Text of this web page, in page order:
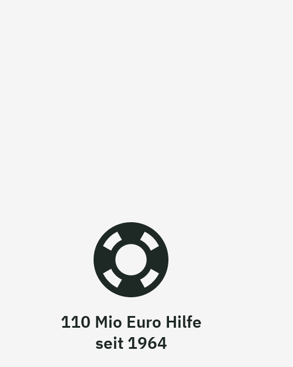
110 Mio Euro Hilfe
seit 1964